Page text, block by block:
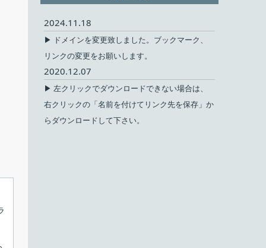
2024.11.18
▶ ドメインを変更致しました。ブックマーク、
リンクの変更をお願いします。
2020.12.07
▶ 左クリックでダウンロードできない場合は、
右クリックの「名前を付けてリンク先を保存」か
らダウンロードして下さい。